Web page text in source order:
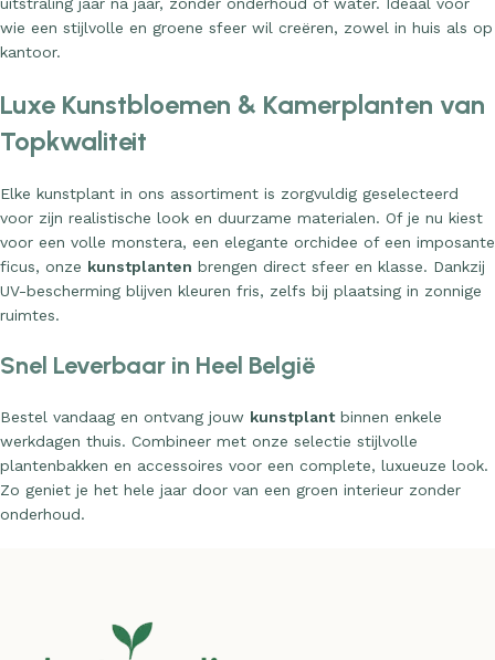
wie een stijlvolle en groene sfeer wil creëren, zowel in huis als op
kantoor.
Luxe Kunstbloemen & Kamerplanten van
Topkwaliteit
Elke kunstplant in ons assortiment is zorgvuldig geselecteerd
voor zijn realistische look en duurzame materialen. Of je nu kiest
voor een volle monstera, een elegante orchidee of een imposante
ficus, onze kunstplanten brengen direct sfeer en klasse. Dankzij
UV-bescherming blijven kleuren fris, zelfs bij plaatsing in zonnige
ruimtes.
Snel Leverbaar in Heel België
Bestel vandaag en ontvang jouw kunstplantbinnen enkele
werkdagen thuis. Combineer met onze selectie stijlvolle
plantenbakken en accessoires voor een complete, luxueuze look.
Zo geniet je het hele jaar door van een groen interieur zonder
onderhoud.